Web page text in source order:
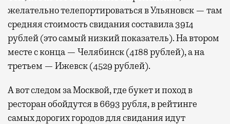
желательно телепортироваться в Ульяновск — там
средняя стоимость свидания составила 3914
рублей (это самый низкий показатель). На втором
месте с конца — Челябинск (4188 рублей), а на
третьем — Ижевск (4529 рублей).
А вот следом за Москвой, где букет и поход в
ресторан обойдутся в 6693 рубля, в рейтинге
самых дорогих городов для свидания идут